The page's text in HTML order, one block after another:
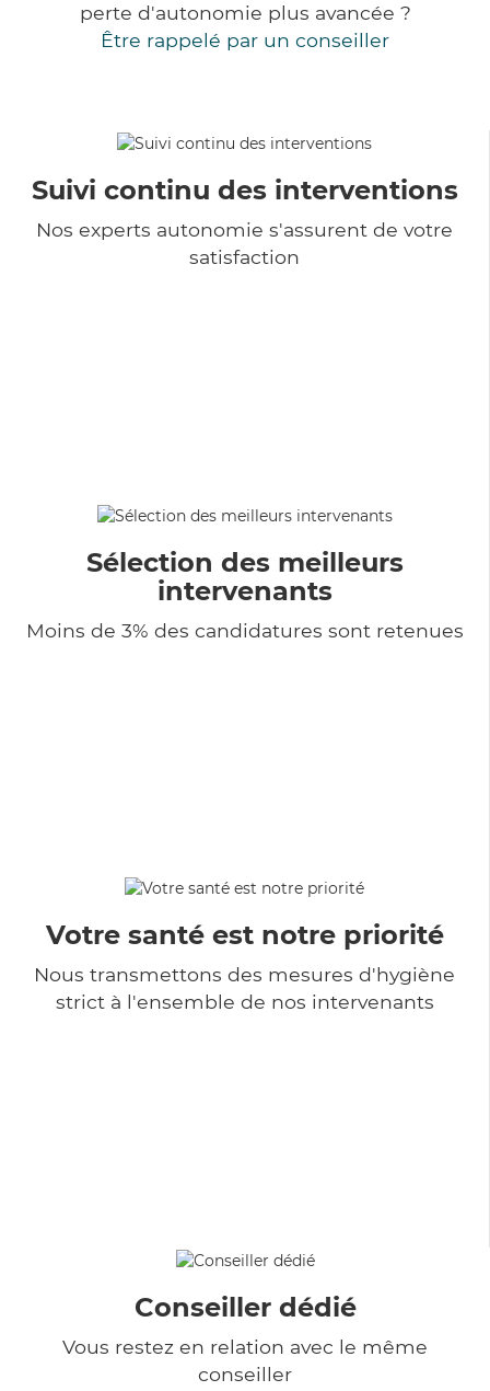
perte d'autonomie plus avancée ?
Être rappelé par un conseiller
Suivi continu des interventions
Nos experts autonomie s'assurent de votre
satisfaction
Sélection des meilleurs
intervenants
Moins de 3% des candidatures sont retenues
Votre santé est notre priorité
Nous transmettons des mesures d'hygiène
strict à l'ensemble de nos intervenants
Conseiller dédié
Vous restez en relation avec le même
conseiller